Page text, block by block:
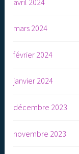
mars 2024
février 2024
janvier 2024
décembre 2023
novembre 2023